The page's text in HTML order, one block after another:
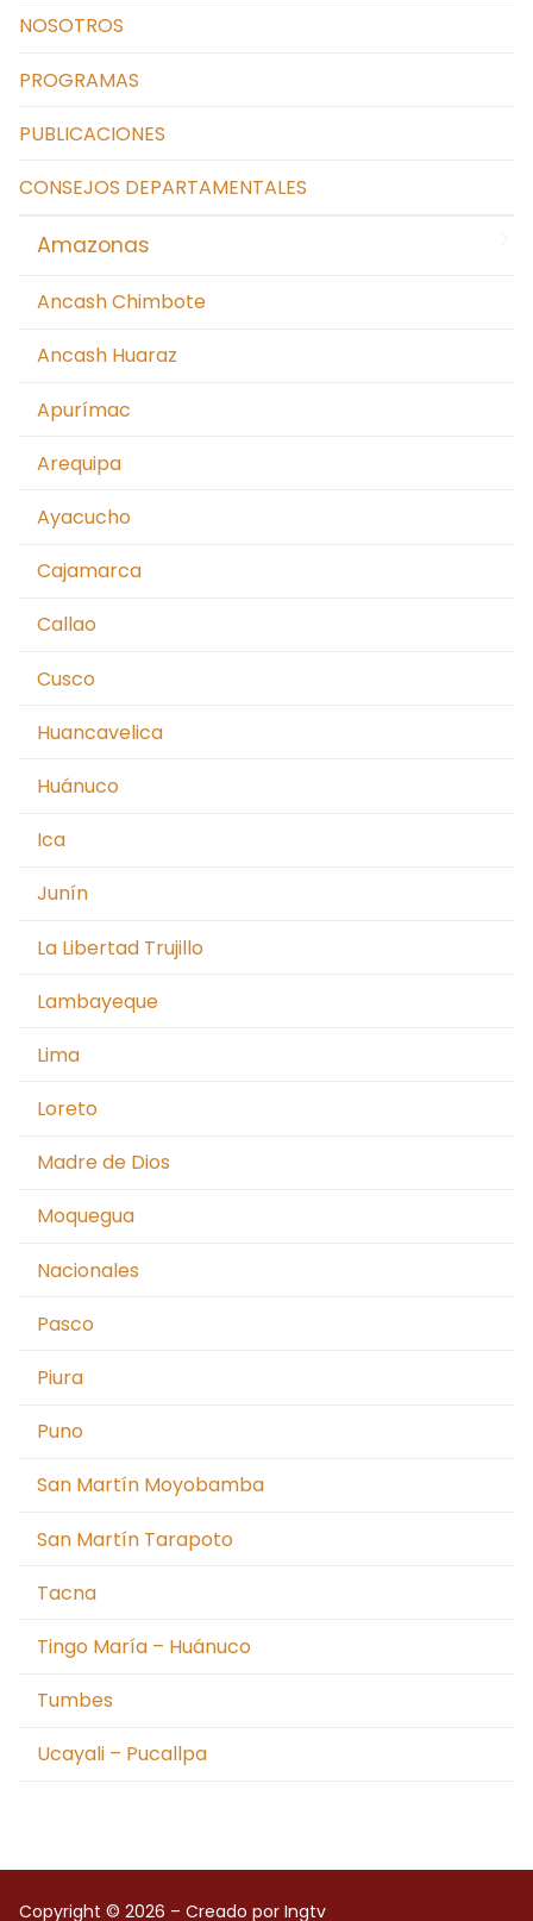
Junín
La Libertad Trujillo
Lambayeque
Lima
Tingo María – Huánuco
Tumbes
Ucayali – Pucallpa
NOSOTROS
PROGRAMAS
PUBLICACIONES
CONSEJOS DEPARTAMENTALES
Amazonas
Ancash Chimbote
Ancash Huaraz
Apurímac
Arequipa
Ayacucho
Cajamarca
Callao
Cusco
Huancavelica
Huánuco
Ica
Junín
La Libertad Trujillo
Lambayeque
Lima
Loreto
Madre de Dios
Moquegua
Nacionales
Pasco
Piura
Puno
San Martín Moyobamba
San Martín Tarapoto
Tacna
Tingo María – Huánuco
Tumbes
Ucayali – Pucallpa
Copyright © 2026 – Creado por Ingtv